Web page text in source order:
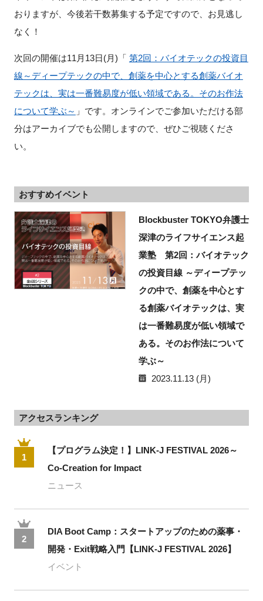
おりますが、今後若干数募集する予定ですので、お見逃し
なく！
次回の開催は11 月 13日(月) 「 第2回：バイオテックの投資目
線～ディープテックの中で、創薬を中心とする創薬バイオ
テックは、実は一番難易度が低い領域である。そのお作法
について学ぶ～ 」です。オンラインでご参加いただける部
分はアーカイブでも公開しますので、ぜひご視聴くださ
い。
おすすめイベント
Blockbuster TOKYO弁護士
深津のライフサイエンス起
業塾 第2回：バイオテック
の投資目線 ～ディープテッ
クの中で、創薬を中心とす
る創薬バイオテックは、実
は一番難易度が低い領域で
ある。そのお作法について
学ぶ～
2023.11.13 (月)
アクセスランキング
1
【プログラム決定！】LINK-J FESTIVAL 2026～
Co-Creation for Impact
ニュース
2
DIA Boot Camp：スタートアップのための薬事・
開発・Exit戦略入門【LINK-J FESTIVAL 2026】
イベント